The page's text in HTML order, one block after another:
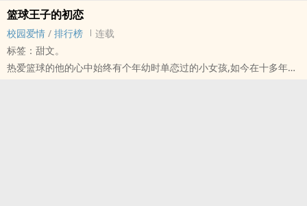
篮球王子的初恋
校园爱情 / 排行榜
连载
标签：甜文。
热爱篮球的他的心中始终有个年幼时单恋过的小女孩,如今在十多年后